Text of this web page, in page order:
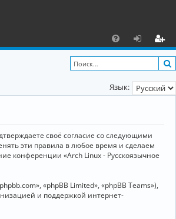
F
A
Q
х
о
д
ег
и
ст
и
Язык:
своё согласие со следующими
эти правила в любое время и сделаем
конференции «Arch Linux - Русскоязычное
«phpBB Limited», «phpBB Teams»),
и поддержкой интернет-